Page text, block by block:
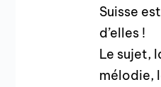
Suisse est
d’elles !
Le sujet,
mélodie,